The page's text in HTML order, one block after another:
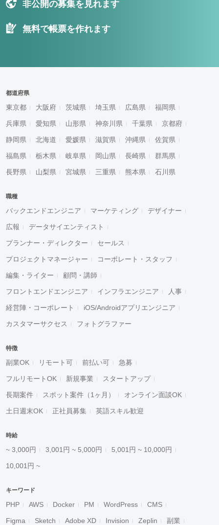
非公開の募集を見れます
無料で帳票を作れます
都道府県
東京都 大阪府 茨城県 埼玉県 広島県 福岡県
兵庫県 愛知県 山形県 神奈川県 千葉県 京都府
静岡県 北海道 愛媛県 滋賀県 沖縄県 佐賀県
福島県 栃木県 岐阜県 岡山県 長崎県 群馬県
長野県 山梨県 宮城県 三重県 熊本県 石川県
職種
バックエンドエンジニア マーケティング デザイナー
広報 データサイエンティスト
プランナー・ディレクター セールス
プロジェクトマネージャー コーポレート・スタッフ
編集・ライター 顧問・講師
フロントエンドエンジニア インフラエンジニア 人事
経営陣・コーポレート iOS/Androidアプリエンジニア
カスタマーサクセス フォトグラファー
特徴
副業OK リモート可 前払い可 急募
フルリモートOK 新規事業 スタートアップ
長期案件 スポット案件（1ヶ月） オンライン面談OK
土日週末OK 正社員募集 英語スキル歓迎
時給
~ 3,000円 3,001円 ~ 5,000円 5,001円 ~ 10,000円
10,001円 ~
キーワード
PHP AWS Docker PM WordPress CMS
Figma Sketch Adobe XD Invision Zeplin 副業